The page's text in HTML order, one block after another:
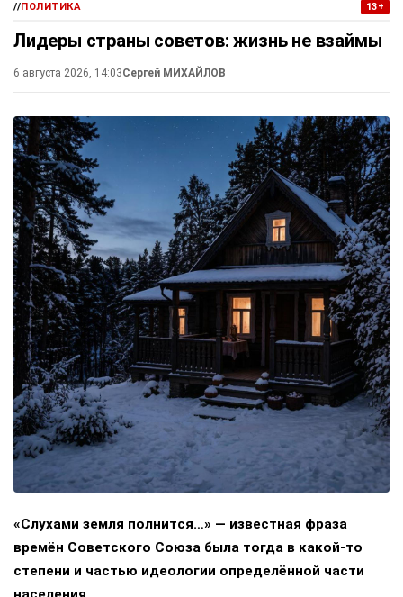
//ПОЛИТИКА 13+
Лидеры страны советов: жизнь не взаймы
6 августа 2026, 14:03Сергей МИХАЙЛОВ
«Слухами земля полнится…» — известная фраза
времён Советского Союза была тогда в какой-то
степени и частью идеологии определённой части